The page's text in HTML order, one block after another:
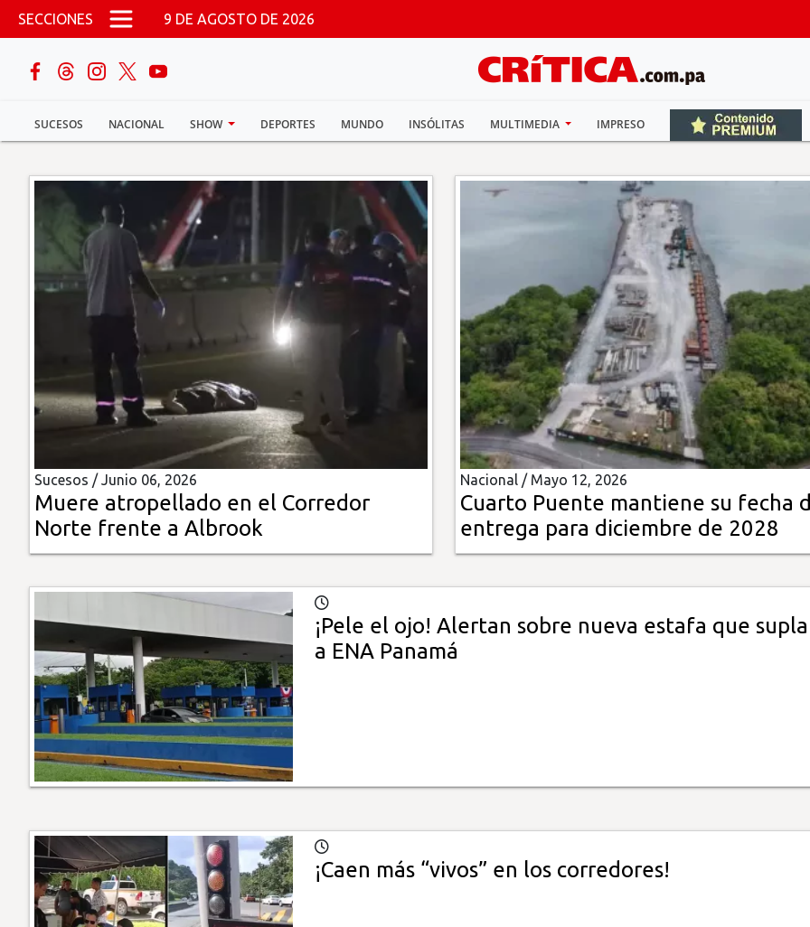
Pasar al contenido principal
SECCIONES 9 DE AGOSTO DE 2026
SUCESOS NACIONAL SHOW DEPORTES MUNDO INSÓLITAS MULTIMEDIA IMPRESO
buscar
Sucesos
Nacional
Show
Multimedia
Impreso
Sucesos /Junio 06, 2026
Muere atropellado en el Corredor
Norte frente a Albrook
Nacional / Mayo 12, 2026
Cuarto Puente mantiene su fecha
entrega para diciembre de 2028
¡Pele el ojo! Alertan sobre nueva estafa que
a ENA Panamá
¡Caen más “vivos” en los corredores!